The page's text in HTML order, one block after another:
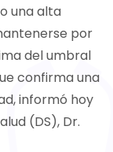
una alta
por
del umbral
confirma una
informó hoy
(DS), Dr.